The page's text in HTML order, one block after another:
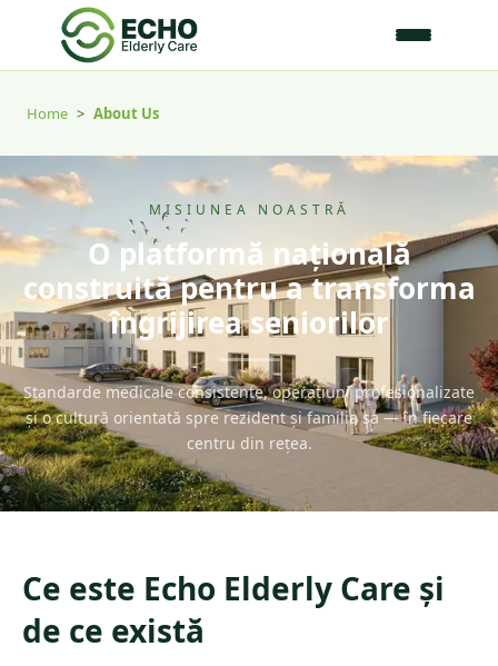
Home > About Us
MISIUNEA NOASTRĂ
O platformă națională
construită pentru a transforma
îngrijirea seniorilor
Standarde medicale consistente, operațiuni profesionalizate
și o cultură orientată spre rezident și familia sa — în fiecare
centru din rețea.
Ce este Echo Elderly Care și
de ce există